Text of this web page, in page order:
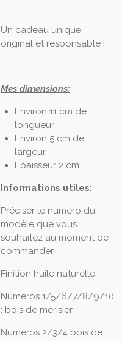
Un cadeau unique,
original et responsable !
Mes dimensions:
Environ 11 cm de
longueur
Environ 5 cm de
largeur
Epaisseur 2 cm
Informations utiles:
Préciser le numéro du
modèle que vous
souhaitez au moment de
commander.
Finition huile naturelle.
Numéros 1/5/6/7/8/9/10
: bois de merisier
Numéros 2/3/4 bois de